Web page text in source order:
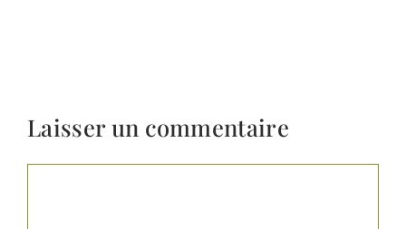
Laisser un commentaire